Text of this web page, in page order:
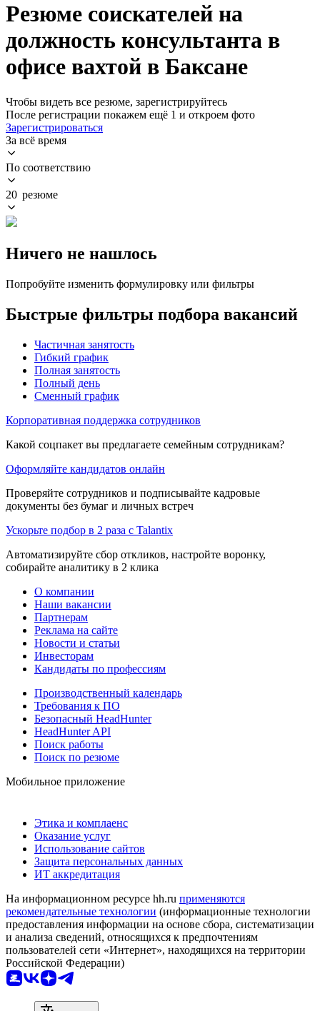
Резюме соискателей на
должность консультанта в
офисе вахтой в Баксане
Чтобы видеть все резюме, зарегистрируйтесь
После регистрации покажем ещё 1 и откроем фото
Зарегистрироваться
За всё время
По соответствию
20 резюме
Ничего не нашлось
Попробуйте изменить формулировку или фильтры
Быстрые фильтры подбора вакансий
Частичная занятость
Гибкий график
Полная занятость
Полный день
Сменный график
Корпоративная поддержка сотрудников
Какой соцпакет вы предлагаете семейным сотрудникам?
Оформляйте кандидатов онлайн
Проверяйте сотрудников и подписывайте кадровые
документы без бумаг и личных встреч
Ускорьте подбор в 2 раза с Talantix
Автоматизируйте сбор откликов, настройте воронку,
собирайте аналитику в 2 клика
О компании
Наши вакансии
Партнерам
Реклама на сайте
Новости и статьи
Инвесторам
Кандидаты по профессиям
Производственный календарь
Требования к ПО
Безопасный HeadHunter
HeadHunter API
Поиск работы
Поиск по резюме
Мобильное приложение
Этика и комплаенс
Оказание услуг
Использование сайтов
Защита персональных данных
ИТ аккредитация
На информационном ресурсе hh.ru применяются
рекомендательные технологии (информационные технологии
предоставления информации на основе сбора, систематизации
и анализа сведений, относящихся к предпочтениям
пользователей сети «Интернет», находящихся на территории
Российской Федерации)